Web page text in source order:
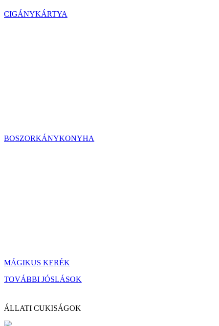
CIGÁNYKÁRTYA
BOSZORKÁNYKONYHA
MÁGIKUS KERÉK
TOVÁBBI JÓSLÁSOK
ÁLLATI CUKISÁGOK